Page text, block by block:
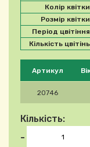
Будь ласка,
Артикул
20746
Кількість:
-
Колір
Розмір
Період
Кількість